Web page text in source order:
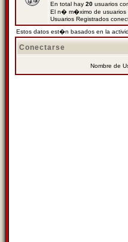
En total hay 20 usuarios
El n� m�ximo de usuarios
Usuarios Registrados
Estos datos est�n basados en la
Conectarse
Nombre de